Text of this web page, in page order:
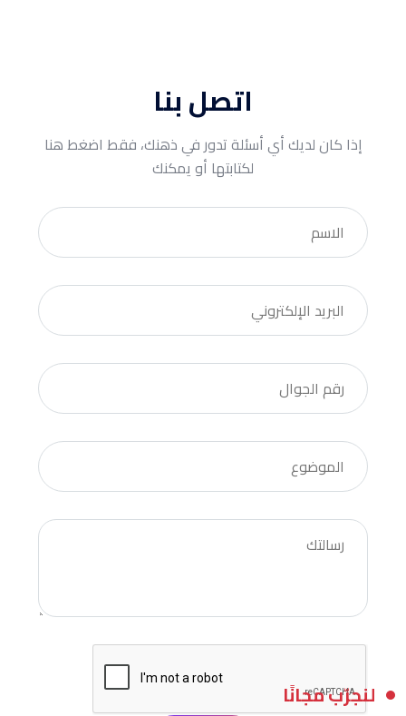
اتصل بنا
إذا كان لديك أي أسئلة تدور في ذهنك، فقط اضغط هنا
لكتابتها أو يمكنك
لنجرّب مجانًا